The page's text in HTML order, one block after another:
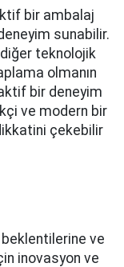
bir ambalaj
sunabilir.
diğer teknolojik
olmanın
bir deneyim
ve modern bir
çekebilir
ve
inovasyon ve